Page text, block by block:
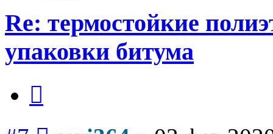
Re: термостойкие
упаковки битума